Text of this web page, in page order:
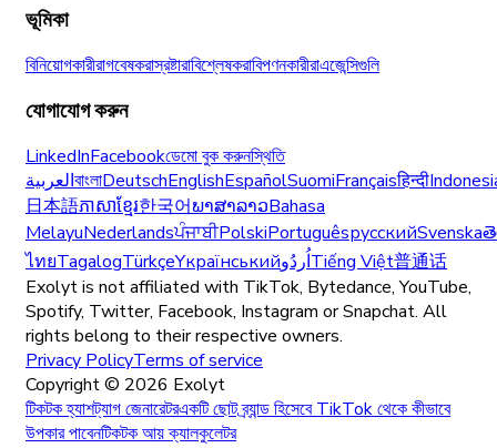
ভূমিকা
বিনিয়োগকারীরাগবেষকরাস্রষ্টারাবিশ্লেষকরাবিপণনকারীরাএজেন্সিগুলি
যোগাযোগ করুন
LinkedInFacebookডেমো বুক করুনস্থিতি
العربيةবাংলাDeutschEnglishEspañolSuomiFrançaisहिन्दी
日本語ភាសាខ្មែរ한국어ພາສາລາວBahasa
MelayuNederlandsਪੰਜਾਬੀPolskiPortuguêsрусскийSvenska
ไทยTagalogTürkçeYкраїнськийاُردُوTiếng Việt普通话
Exolyt is not affiliated with TikTok, Bytedance, YouTube,
Spotify, Twitter, Facebook, Instagram or Snapchat. All
rights belong to their respective owners.
Privacy PolicyTerms of service
Copyright © 2026 Exolyt
টিকটক হ্যাশট্যাগ জেনারেটরএকটি ছোট ব্র্যান্ড হিসেবে TikTok থেকে কীভাবে
উপকার পাবেনটিকটক আয় ক্যালকুলেটর